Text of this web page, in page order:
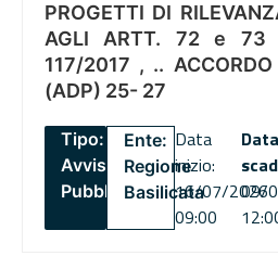
PROGETTI DI
AGLI ARTT. 72 e 73
117/2017 , ..
(ADP) 25- 27
Tipo:
Avviso
Pubblico
Ente:
Regione
Basilicata
Data
inizio:
16/07/2026
09:00
09/